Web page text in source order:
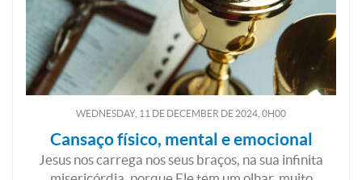
WEDNESDAY, 11 DE DECEMBER DE 2024, 0H00
Cansaço físico, mental e emocional
Jesus nos carrega nos seus braços, na sua infinita